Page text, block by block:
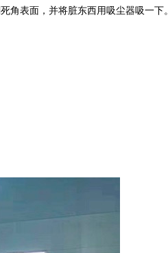
角表面，并将脏东西用吸尘器吸一下。